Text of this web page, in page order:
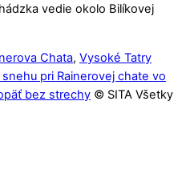
vedie okolo Bilíkovej
Chata, Vysoké Tatry
pri Rainerovej chate vo
bez strechy © SITA Všetky